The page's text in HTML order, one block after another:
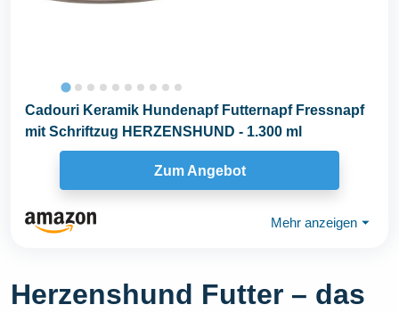
Cadouri Keramik Hundenapf Futternapf Fressnapf
mit Schriftzug HERZENSHUND - 1.300 ml
Zum Angebot
Mehr anzeigen ⏷
Herzenshund Futter – das